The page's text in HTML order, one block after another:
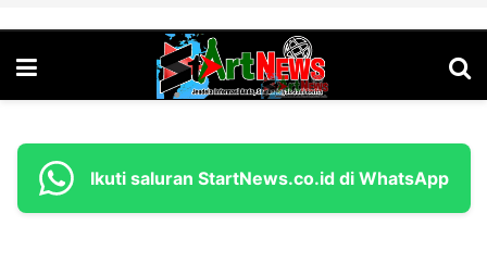
Ikuti saluran StartNews.co.id di WhatsApp